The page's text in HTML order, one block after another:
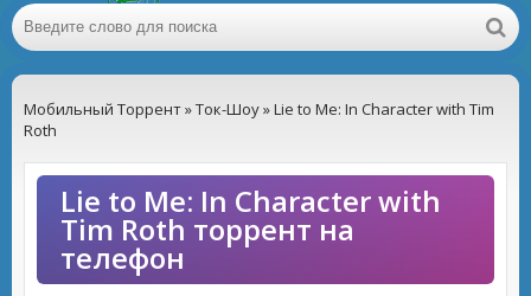
Мобильный Торрент»Ток-Шоу» Lie to Me: In Character with Tim
Roth
Lie to Me: In Character with
Tim Roth торрент на
телефон